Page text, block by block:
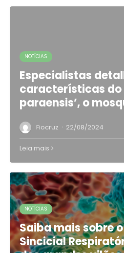
NOTÍCIAS
Especialistas
características do
paraensis’, o
Fiocruz · 22/08/2024
Leia mais
NOTÍCIAS
Saiba mais sobre
Sincicial